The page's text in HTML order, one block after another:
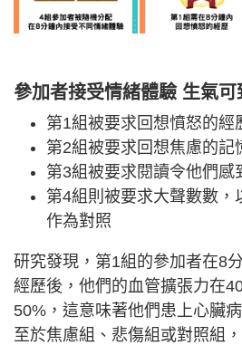
參加者接受情緒體驗 生氣
第1組被要求回想憤怒的經
第2組被要求回想焦慮的記
第3組被要求閱讀令他們感
第4組則被要求大聲數數，
作為對照
研究發現，第1組的參加者在8
經歷後，他們的血管擴張力在
50%，這意味著他們患上心臟
至於焦慮組、悲傷組或對照組